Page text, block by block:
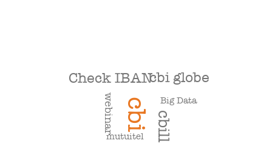
cbi cbill
cbi globe
Check IBAN
webinar
mutuitel
Big Data